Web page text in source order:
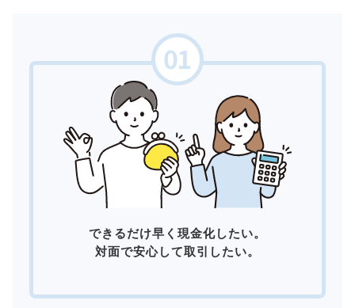
できるだけ早く現金化したい。
対面で安心して取引したい。